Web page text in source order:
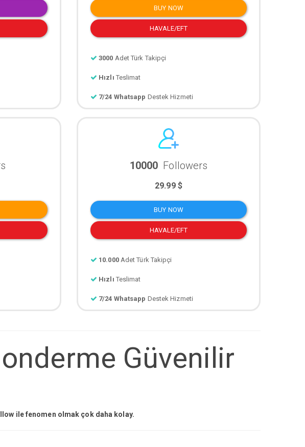
BUY NOW
HAVALE/EFT
3000 Adet Türk Takipçi
Hızlı Teslimat
7/24 Whatsapp Destek Hizmeti
10000 Followers
29.99 $
BUY NOW
HAVALE/EFT
10.000 Adet Türk Takipçi
Hızlı Teslimat
7/24 Whatsapp Destek Hizmeti
Güvenilir
ile fenomen olmak çok daha kolay.